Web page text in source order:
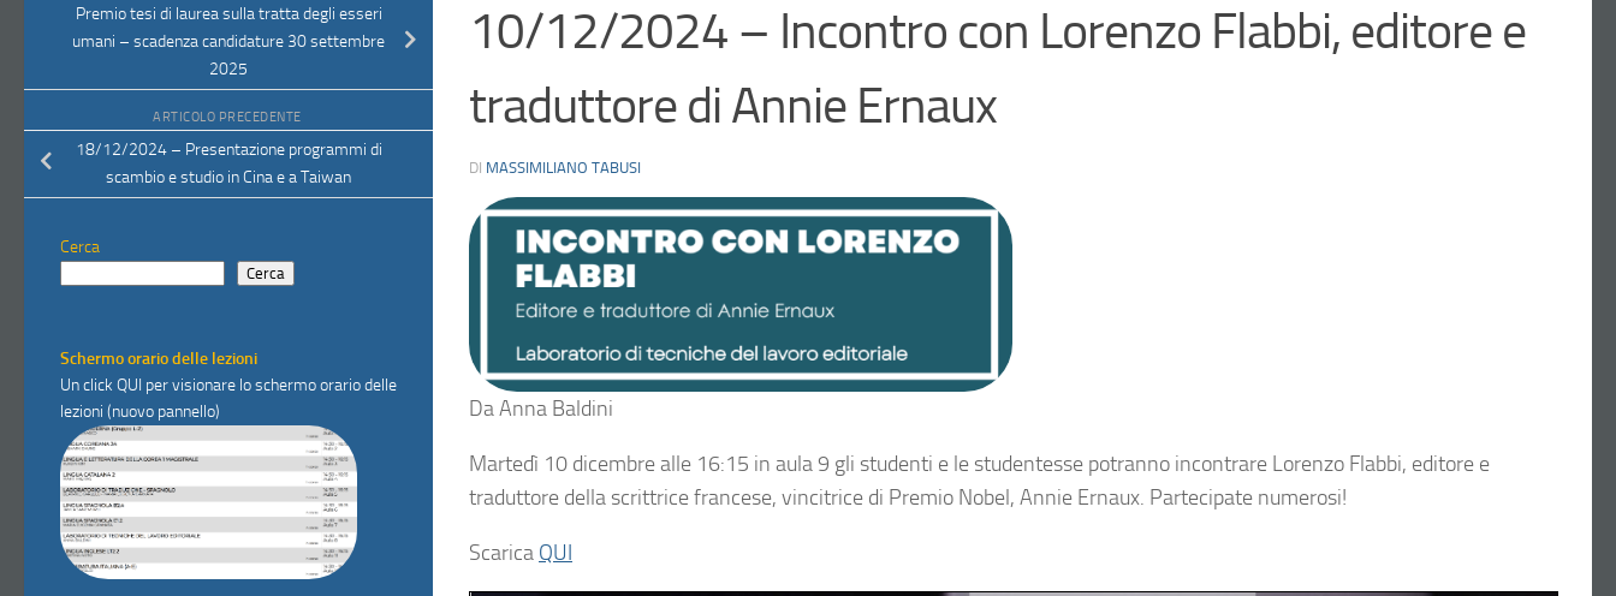
10/12/2024 – Incontro con Lorenzo Flabbi, editore e
traduttore di Annie Ernaux
DI MASSIMILIANO TABUSI
DaAnna Baldini
Martedì 10 dicembre alle 16:15 in aula 9 gli studenti e le studentesse potranno incontrare Lorenzo Flabbi, editore e
traduttore della scrittrice francese, vincitrice di Premio Nobel, Annie Ernaux. Partecipate numerosi!
Scarica QUI
Premio tesi di laurea sulla tratta degli esseri
umani – scadenza candidature 30 settembre
2025
ARTICOLO PRECEDENTE
18/12/2024 – Presentazione programmi di
scambio e studio in Cina e a Taiwan
Cerca
Cerca
Schermo orario delle lezioni
Un click QUI per visionare lo schermo orario delle
lezioni (nuovo pannello)